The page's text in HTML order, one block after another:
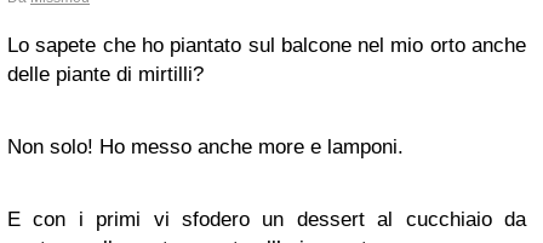
Lo sapete che ho piantato sul balcone nel mio orto anche
delle piante di mirtilli?
Non solo! Ho messo anche more e lamponi.
E con i primi vi sfodero un dessert al cucchiaio da